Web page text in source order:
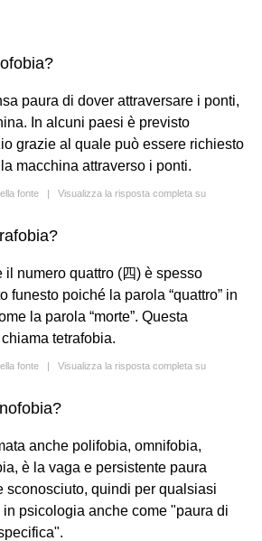
paura di dover attraversare i ponti,
In alcuni paesi è previsto
grazie al quale può essere richiesto
macchina attraverso i ponti.
fonte | Visualizza la risposta completa su
il numero quattro (四) è spesso
funesto poiché la parola “quattro” in
la parola “morte”. Questa
tetrafobia.
fonte | Visualizza la risposta completa su
anche polifobia, omnifobia,
è la vaga e persistente paura
sconosciuto, quindi per qualsiasi
psicologia anche come "paura di